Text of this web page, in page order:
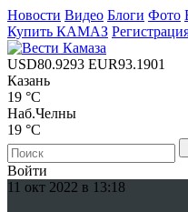
Новости Видео Блоги Фото
Купить КАМАЗ
USD80.9293 EUR93.1901
Казань
19 °C
Наб.Челны
19 °C
Войти
11 окт 2022 в 13:18